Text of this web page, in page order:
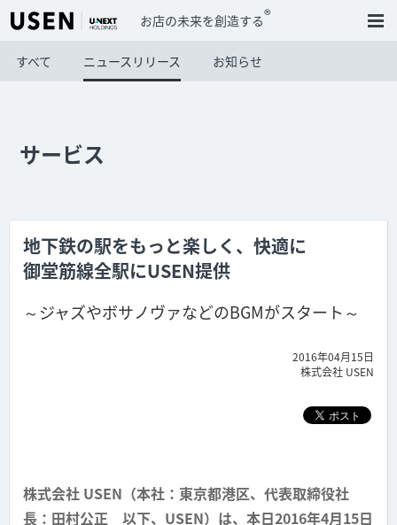
お店の未来を創造する®
すべて ニュースリリース お知らせ
サービス
地下鉄の駅をもっと楽しく、快適に
御堂筋線全駅にUSEN提供
～ジャズやボサノヴァなどのBGMがスタート～
2016年04月15日
株式会社 USEN
株式会社 USEN（本社：東京都港区、代表取締役社
長：田村公正 以下、USEN）は、本日2016年4月15日